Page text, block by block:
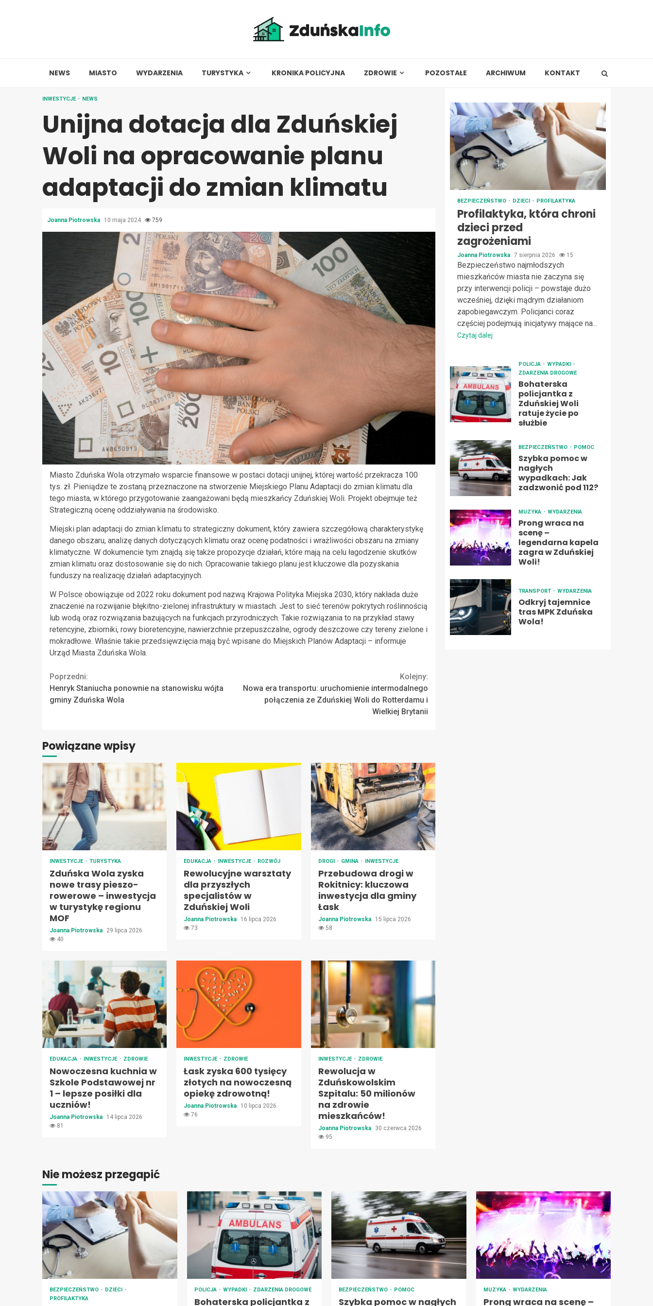
NEWS MIASTO WYDARZENIA TURYSTYKA KRONIKA POLICYJNA ZDROWIE POZOSTAŁE ARCHIWUM KONTAKT
INWESTYCJE NEWS
Unijna dotacja dla Zduńskiej
Woli na opracowanie planu
adaptacji do zmian klimatu
Joanna Piotrowska 10 maja 2024 759
Miasto Zduńska Wola otrzymało wsparcie finansowe w postaci dotacji unijnej, której wartość przekracza 100
tys. zł. Pieniądze te zostaną przeznaczone na stworzenie Miejskiego Planu Adaptacji do zmian klimatu dla
tego miasta, w którego przygotowanie zaangażowani będą mieszkańcy Zduńskiej Woli. Projekt obejmuje też
Strategiczną ocenę oddziaływania na środowisko.
Miejski plan adaptacji do zmian klimatu to strategiczny dokument, który zawiera szczegółową charakterystykę
danego obszaru, analizę danych dotyczących klimatu oraz ocenę podatności i wrażliwości obszaru na zmiany
klimatyczne. W dokumencie tym znajdą się także propozycje działań, które mają na celu łagodzenie skutków
zmian klimatu oraz dostosowanie się do nich. Opracowanie takiego planu jest kluczowe dla pozyskania
funduszy na realizację działań adaptacyjnych.
W Polsce obowiązuje od 2022 roku dokument pod nazwą Krajowa Polityka Miejska 2030, który nakłada duże
znaczenie na rozwijanie błękitno-zielonej infrastruktury w miastach. Jest to sieć terenów pokrytych roślinnością
lub wodą oraz rozwiązania bazujących na funkcjach przyrodniczych. Takie rozwiązania to na przykład stawy
retencyjne, zbiorniki, rowy bioretencyjne, nawierzchnie przepuszczalne, ogrody deszczowe czy tereny zielone i
mokradłowe. Właśnie takie przedsięwzięcia mają być wpisane do Miejskich Planów Adaptacji – informuje
Urząd Miasta Zduńska Wola.
Continue
Reading
Poprzedni:
Henryk Staniucha ponownie na stanowisku wójta
gminy Zduńska Wola
Kolejny:
Nowa era transportu: uruchomienie intermodalnego
połączenia ze Zduńskiej Woli do Rotterdamu i
Wielkiej Brytanii
Powiązane wpisy
INWESTYCJE TURYSTYKA
Zduńska Wola zyska
nowe trasy pieszo-
rowerowe – inwestycja
w turystykę regionu
MOF
Joanna Piotrowska
29 lipca 2026
40
EDUKACJA INWESTYCJE ROZWÓJ
Rewolucyjne warsztaty
dla przyszłych
specjalistów w
Zduńskiej Woli
Joanna Piotrowska
16 lipca 2026
73
DROGI GMINA INWESTYCJE
Przebudowa drogi w
Rokitnicy: kluczowa
inwestycja dla gminy
Łask
Joanna Piotrowska
15 lipca 2026
58
EDUKACJA INWESTYCJE ZDROWIE
Nowoczesna kuchnia w
Szkole Podstawowej nr
1 – lepsze posiłki dla
uczniów!
Joanna Piotrowska
14 lipca 2026
81
INWESTYCJE ZDROWIE
Łask zyska 600 tysięcy
złotych na nowoczesną
opiekę zdrowotną!
Joanna Piotrowska
10 lipca 2026
76
INWESTYCJE ZDROWIE
Rewolucja w
Zduńskowolskim
Szpitalu: 50 milionów
na zdrowie
mieszkańców!
Joanna Piotrowska
30 czerwca 2026
95
BEZPIECZEŃSTWO DZIECI PROFILAKTYKA
Profilaktyka, która chroni
dzieci przed
zagrożeniami
Joanna Piotrowska 7 sierpnia 2026 15
Bezpieczeństwo najmłodszych
mieszkańców miasta nie zaczyna się
przy interwencji policji – powstaje dużo
wcześniej, dzięki mądrym działaniom
zapobiegawczym. Policjanci coraz
częściej podejmują inicjatywy mające na...
Czytaj dalej
POLICJA
WYPADKI
ZDARZENIA DROGOWE
Bohaterska
policjantka z
Zduńskiej Woli
ratuje życie po
służbie
BEZPIECZEŃSTWO POMOC
Szybka pomoc w
nagłych
wypadkach: Jak
zadzwonić pod 112?
MUZYKA WYDARZENIA
Prong wraca na
scenę –
legendarna kapela
zagra w Zduńskiej
Woli!
TRANSPORT WYDARZENIA
Odkryj tajemnice
tras MPK Zduńska
Wola!
Nie możesz przegapić
BEZPIECZEŃSTWO
DZIECI
PROFILAKTYKA
POLICJA WYPADKI ZDARZENIA DROGOWE
Bohaterska policjantka z
BEZPIECZEŃSTWO POMOC
Szybka pomoc w nagłych
MUZYKA WYDARZENIA
Prong wraca na scenę –